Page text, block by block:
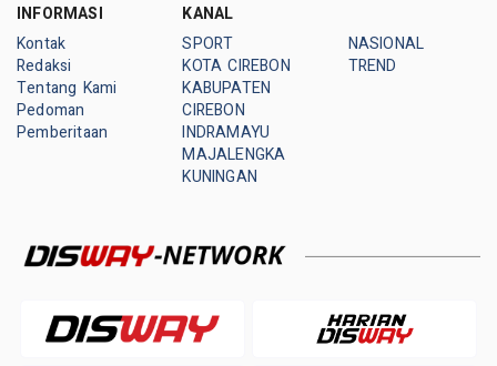
INFORMASI
Kontak
Redaksi
Tentang Kami
Pedoman
Pemberitaan
KANAL
SPORT
KOTA CIREBON
KABUPATEN
CIREBON
INDRAMAYU
MAJALENGKA
KUNINGAN
NASIONAL
TREND